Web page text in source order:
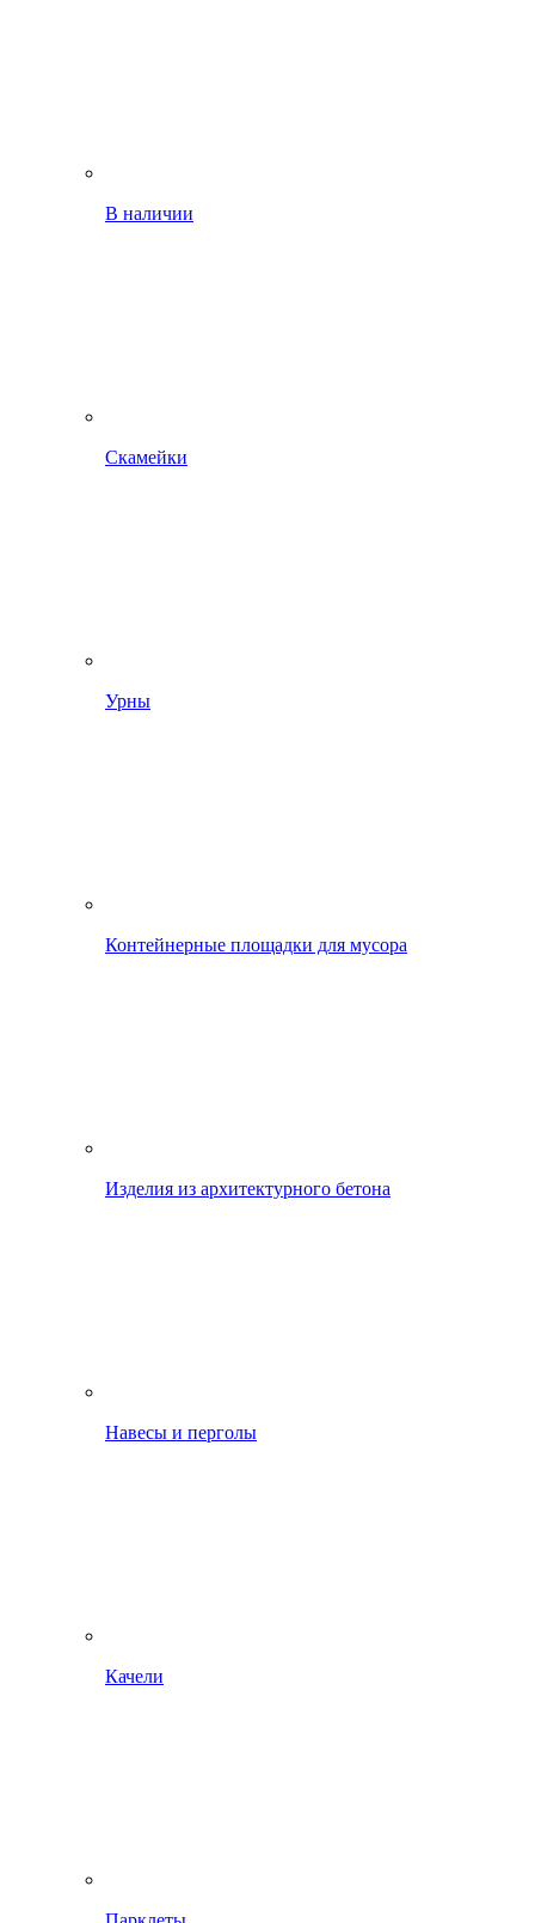
В наличии
Скамейки
Урны
Контейнерные площадки для мусора
Изделия из архитектурного бетона
Навесы и перголы
Качели